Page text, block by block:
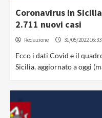
Coronavirus in
2.711 nuovi casi
Redazione 31/05/2022 16:33
Ecco i dati Covid e il
Sicilia, aggiornato a oggi